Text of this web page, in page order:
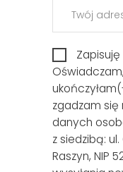
zgadzam
danych
z siedzibą:
Raszyn, NIP